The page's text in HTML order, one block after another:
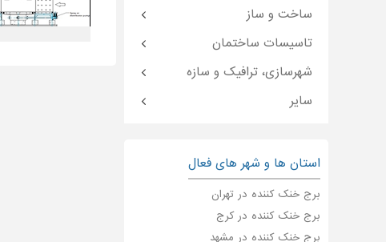
ساخت و ساز
تاسیسات ساختمان
شهرسازی، ترافیک و سازه
سایر
استان ها و شهر های فعال
برج خنک کننده در تهران
برج خنک کننده در کرج
برج خنک کننده در مشهد